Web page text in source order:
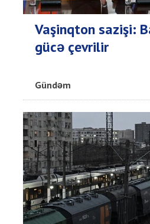
Vaşinqton sazişi:
gücə çevrilir
Gündəm